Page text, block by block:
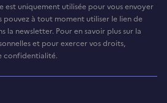
est uniquement utilisée pour vous envoyer
pouvez à tout moment utiliser le lien de
la newsletter. Pour en savoir plus sur la
et pour exercer vos droits,
confidentialité.